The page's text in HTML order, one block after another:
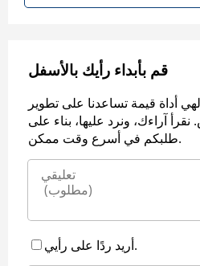
قم بأبداء رأيك بالأسفل
أداة قيمة تساعدنا على تطوير
آراءك، ونرد عليها، بناء على
طلبكم في أسرع وقت ممكن.
أريد ردًا على رأيي.